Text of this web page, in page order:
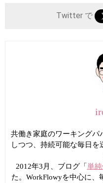
Twitter で
共働き家庭のワーキングパ
しつつ、持続可能な毎日を
2012年3月、ブログ「 単
た。WorkFlowyを中心に、